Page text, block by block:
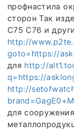
профнастила
сторон Так
С75 С76 и
http://
goto=https://
для http://
q=https://
http://
для